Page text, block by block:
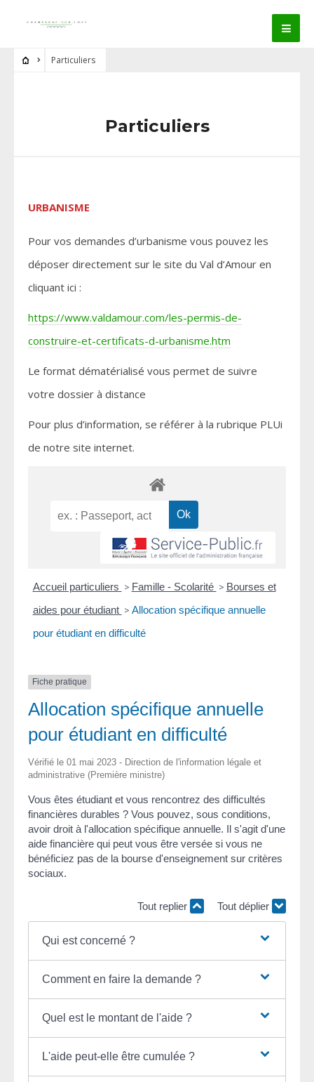
Particuliers
Particuliers
URBANISME
Pour vos demandes d’urbanisme vous pouvez les
déposer directement sur le site du Val d’Amour en
cliquant ici :
https://www.valdamour.com/les-permis-de-
construire-et-certificats-d-urbanisme.htm
Le format dématérialisé vous permet de suivre
votre dossier à distance
Pour plus d’information, se référer à la rubrique PLUi
de notre site internet.
Accueil particuliers > Famille - Scolarité > Bourses et
aides pour étudiant > Allocation spécifique annuelle
pour étudiant en difficulté
Fiche pratique
Allocation spécifique annuelle
pour étudiant en difficulté
Vérifié le 01 mai 2023 - Direction de l'information légale et
administrative (Première ministre)
Vous êtes étudiant et vous rencontrez des difficultés
financières durables ? Vous pouvez, sous conditions,
avoir droit à l'allocation spécifique annuelle. Il s'agit d'une
aide financière qui peut vous être versée si vous ne
bénéficiez pas de la bourse d'enseignement sur critères
sociaux.
Tout replier Tout déplier
Qui est concerné ?
Comment en faire la demande ?
Quel est le montant de l'aide ?
L'aide peut-elle être cumulée ?